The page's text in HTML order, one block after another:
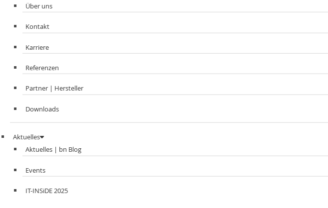
Über uns
Kontakt
Karriere
Referenzen
Partner | Hersteller
Downloads
Aktuelles
Aktuelles | bn Blog
Events
IT-INSiDE 2025